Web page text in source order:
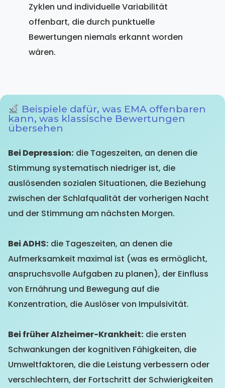
Zyklen und individuelle Variabilität
offenbart, die durch punktuelle
Bewertungen niemals erkannt worden
wären.
Beispiele dafür, was EMA offenbaren
kann, was klassische Bewertungen
übersehen
Bei Depression: die Tageszeiten, an denen die
Stimmung systematisch niedriger ist, die
auslösenden sozialen Situationen, die Beziehung
zwischen der Schlafqualität der vorherigen Nacht
und der Stimmung am nächsten Morgen.
Bei ADHS: die Tageszeiten, an denen die
Aufmerksamkeit maximal ist (was es ermöglicht,
anspruchsvolle Aufgaben zu planen), der Einfluss
von Ernährung und Bewegung auf die
Konzentration, die Auslöser von Impulsivität.
Bei früher Alzheimer-Krankheit: die ersten
Schwankungen der kognitiven Fähigkeiten, die
Umweltfaktoren, die die Leistung verbessern oder
verschlechtern, der Fortschritt der Schwierigkeiten